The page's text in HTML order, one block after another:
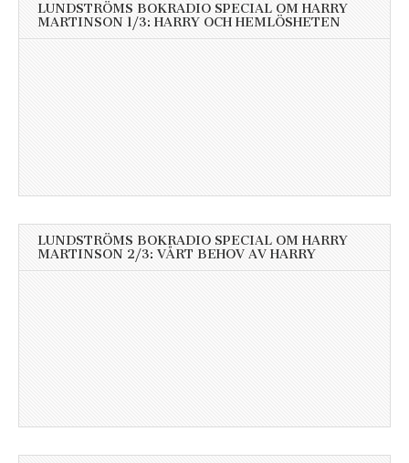
LUNDSTRÖMS BOKRADIO SPECIAL OM HARRY
MARTINSON 1/3: HARRY OCH HEMLÖSHETEN
LUNDSTRÖMS BOKRADIO SPECIAL OM HARRY
MARTINSON 2/3: VÅRT BEHOV AV HARRY